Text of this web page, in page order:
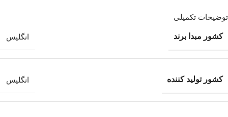
توضیحات تکمیلی
کشور مبدا برند انگلیس
کشور تولید کننده انگلیس